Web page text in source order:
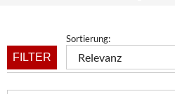
FILTER
Sortierung: